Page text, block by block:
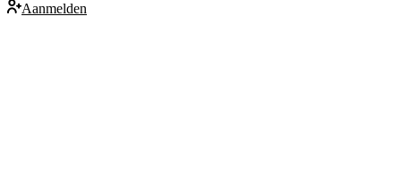
Aanmelden